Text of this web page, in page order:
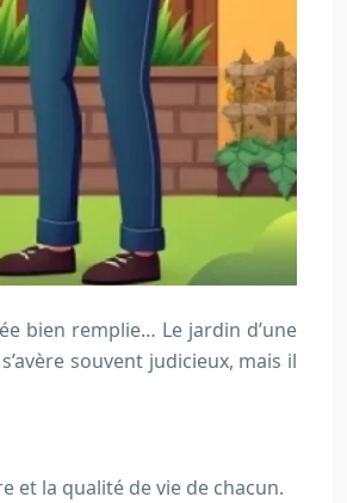
bien remplie… Le jardin d’une
souvent judicieux, mais il
et la qualité de vie de chacun.